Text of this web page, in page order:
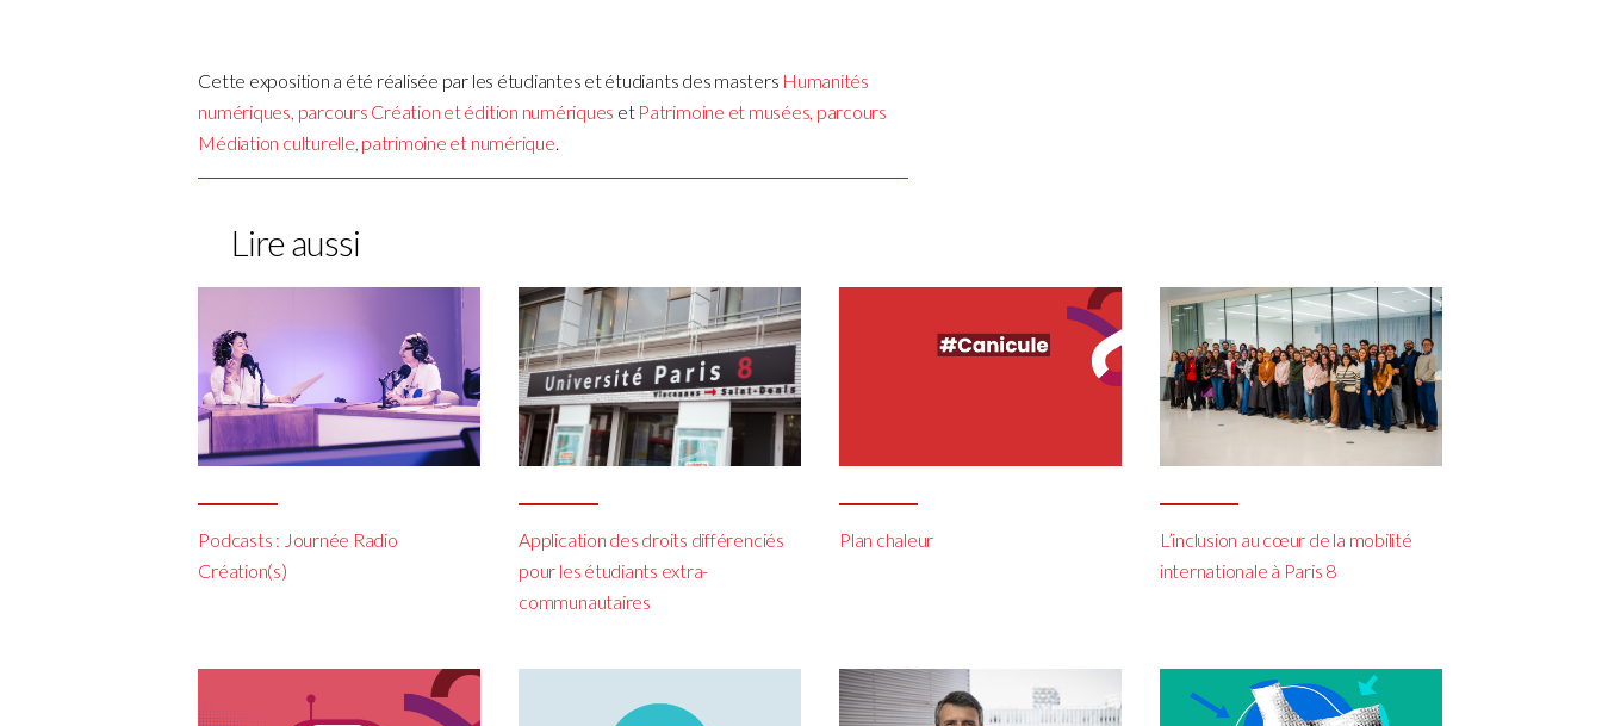
Cette exposition a été réalisée par les étudiantes et étudiants des masters Humanités
numériques, parcours Création et édition numériques et Patrimoine et musées, parcours
Médiation culturelle, patrimoine et numérique.
Lire aussi
Podcasts : Journée Radio
Création(s)
Application des droits différenciés
pour les étudiants extra-
communautaires
Plan chaleur
L’inclusion au cœur de la mobilité
internationale à Paris 8